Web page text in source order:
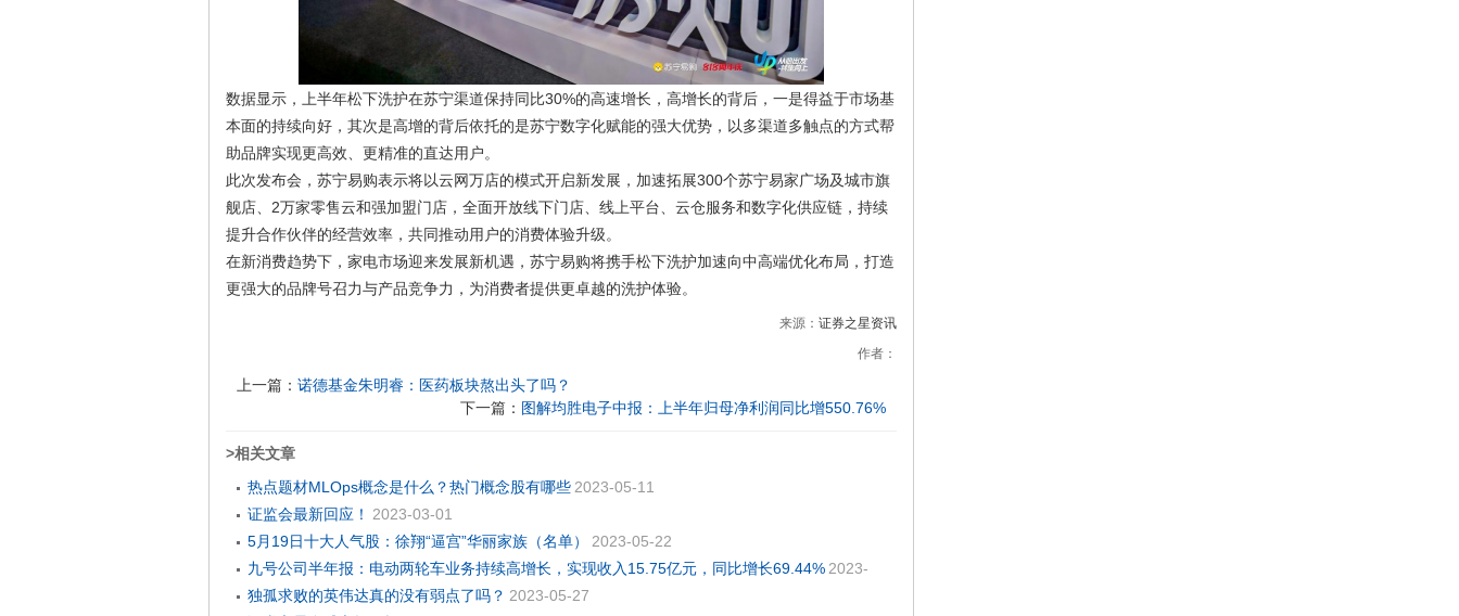
数据显示，上半年松下洗护在苏宁渠道保持同比30%的高速增长，高增长的背后，一是得益于市场基
本面的持续向好，其次是高增的背后依托的是苏宁数字化赋能的强大优势，以多渠道多触点的方式帮
助品牌实现更高效、更精准的直达用户。
此次发布会，苏宁易购表示将以云网万店的模式开启新发展，加速拓展300个苏宁易家广场及城市旗
舰店、2万家零售云和强加盟门店，全面开放线下门店、线上平台、云仓服务和数字化供应链，持续
提升合作伙伴的经营效率，共同推动用户的消费体验升级。
在新消费趋势下，家电市场迎来发展新机遇，苏宁易购将携手松下洗护加速向中高端优化布局，打造
更强大的品牌号召力与产品竞争力，为消费者提供更卓越的洗护体验。
来源： 证券之星资讯
作者：
上一篇： 诺德基金朱明睿：医药板块熬出头了吗？
下一篇： 图解均胜电子中报：上半年归母净利润同比增550.76%
>相关文章
热点题材MLOps概念是什么？热门概念股有哪些 2023-05-11
证监会最新回应！
2023-03-01
5月19日十大人气股：徐翔“逼宫”华丽家族（名单）
2023-05-22
九号公司半年报：电动两轮车业务持续高增长，实现收入15.75亿元，同比增长69.44% 2023-
08-25
独孤求败的英伟达真的没有弱点了吗？ 2023-05-27